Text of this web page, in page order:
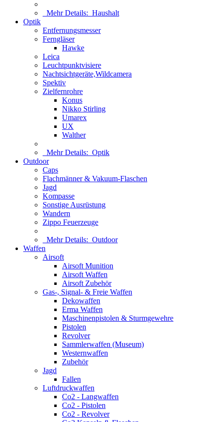
Mehr Details: Haushalt
Optik
Entfernungsmesser
Ferngläser
Hawke
Leica
Leuchtpunktvisiere
Nachtsichtgeräte,Wildcamera
Spektiv
Zielfernrohre
Konus
Nikko Stirling
Umarex
UX
Walther
Mehr Details: Optik
Outdoor
Caps
Flachmänner & Vakuum-Flaschen
Jagd
Kompasse
Sonstige Ausrüstung
Wandern
Zippo Feuerzeuge
Mehr Details: Outdoor
Waffen
Airsoft
Airsoft Munition
Airsoft Waffen
Airsoft Zubehör
Gas-, Signal- & Freie Waffen
Dekowaffen
Erma Waffen
Maschinenpistolen & Sturmgewehre
Pistolen
Revolver
Sammlerwaffen (Museum)
Westernwaffen
Zubehör
Jagd
Fallen
Luftdruckwaffen
Co2 - Langwaffen
Co2 - Pistolen
Co2 - Revolver